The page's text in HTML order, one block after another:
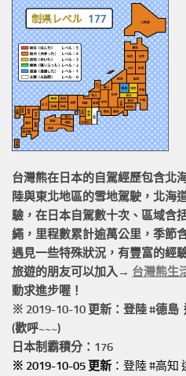
台灣熊在日本的自駕經歷包含北
陸與東北地區的雪地駕駛 ，北海
驗，在日本自駕數十次、區域含
繩， 里程數累計逾萬公里 ，季節
遇見一些特殊狀況，有豐富的經
旅遊的朋友可以加入→ 台灣熊生
動求進步喔！
※ 2019-10-10 更新：登陸 #德島
(歡呼~~~)
日本制霸積分：176
※ 2019-10-05 更新 ：登陸 #高知